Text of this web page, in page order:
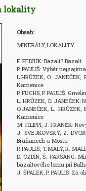
lokality
Obsah:
MINERÁLY, LOKALITY
F. FEDIUK: Bazalt? Bazalt
P. PAULIŠ: Výběr
L.HRŮZEK, O.
Kamenice
P. FUCHS, P. PAULIŠ:
L. HRŮZEK, O.
O.JANEČEK, L.
Kamenice
M. FILIPPI, J. FRANĚK:
J. SVEJKOVSKÝ, Z.
Braňanech u Mostu
P. PAULIŠ, T.MALÝ, R.
D. OZDÍN, Š.
bazaltového lomu pri
J. ŠPALEK, P. PAULIŠ: Za